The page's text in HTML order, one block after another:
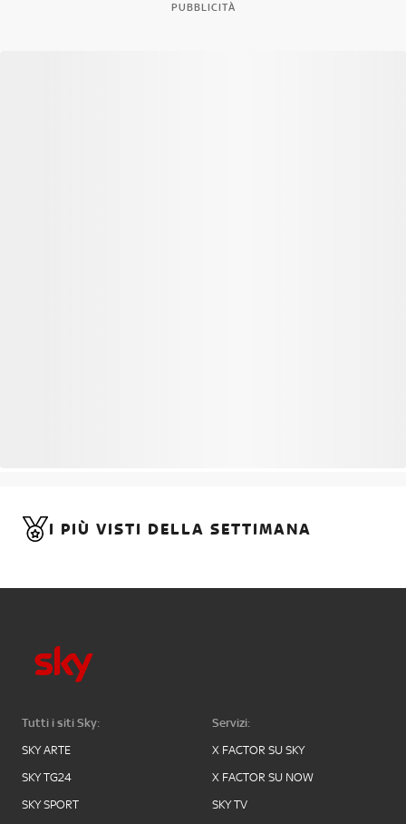
PUBBLICITÀ
I PIÙ VISTI DELLA SETTIMANA
Tutti i siti Sky:
SKY ARTE
SKY TG24
SKY SPORT
Servizi:
X FACTOR SU SKY
X FACTOR SU NOW
SKY TV